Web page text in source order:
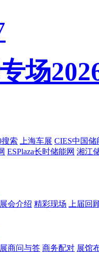
场
搜索 上海车展 CIES中国储
ESPlaza长时储能网 湘江
展会介绍 精彩现场 上届回
展商问与答 商务配对 展馆